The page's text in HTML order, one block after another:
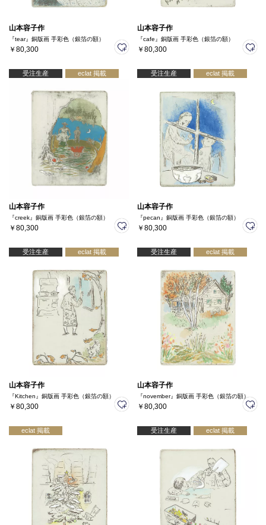
山本容子作
『tear』銅版画 手彩色（銀箔の額）
￥80,300
山本容子作
『cafe』銅版画 手彩色（銀箔の額）
￥80,300
受注生産 eclat 掲載
山本容子作
『creek』銅版画 手彩色（銀箔の額）
￥80,300
受注生産 eclat 掲載
山本容子作
『pecan』銅版画 手彩色（銀箔の額）
￥80,300
受注生産 eclat 掲載
山本容子作
『Kitchen』銅版画 手彩色（銀箔の額）
￥80,300
受注生産 eclat 掲載
山本容子作
『november』銅版画 手彩色（銀箔の額）
￥80,300
eclat 掲載 受注生産 eclat 掲載